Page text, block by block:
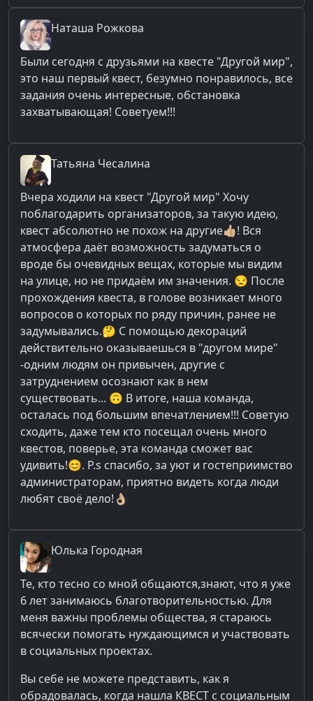
Наташа Рожкова
Были сегодня с друзьями на квесте "Другой мир",
это наш первый квест, безумно понравилось, все
задания очень интересные, обстановка
захватывающая! Советуем!!!
Татьяна Чесалина
Вчера ходили на квест "Другой мир" Хочу
поблагодарить организаторов, за такую идею,
квест абсолютно не похож на другие👍🏼! Вся
атмосфера даёт возможность задуматься о
вроде бы очевидных вещах, которые мы видим
на улице, но не придаём им значения. 😒 После
прохождения квеста, в голове возникает много
вопросов о которых по ряду причин, ранее не
задумывались.🤔 С помощью декораций
действительно оказываешься в "другом мире"
-одним людям он привычен, другие с
затруднением осознают как в нем
существовать... 🙃 В итоге, наша команда,
осталась под большим впечатлением!!! Советую
сходить, даже тем кто посещал очень много
квестов, поверье, эта команда сможет вас
удивить!😊. P.s спасибо, за уют и гостеприимство
администраторам, приятно видеть когда люди
любят своё дело!👌🏼
Юлька Городная
Те, кто тесно со мной общаются,знают, что я уже
6 лет занимаюсь благотворительностью. Для
меня важны проблемы общества, я стараюсь
всячески помогать нуждающимся и участвовать
в социальных проектах.
Вы себе не можете представить, как я
обрадовалась, когда нашла КВЕСТ с социальным